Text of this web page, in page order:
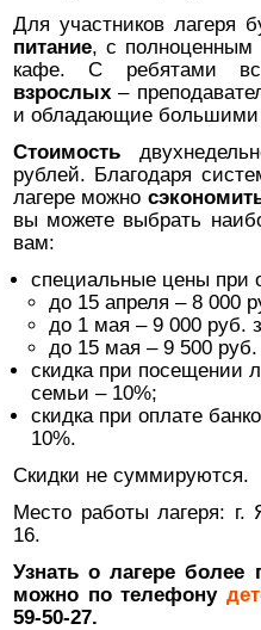
Для участников лагеря
питание, с полноценным
кафе. С ребятами
взрослых –
и обладающие большими
Стоимость
рублей. Благодаря
лагере можно
вы можете выбрать
вам:
специальные цены при
до 15 апреля – 8 000
до 1 мая – 9 000 руб.
до 15 мая – 9 500
скидка при посещении
семьи – 10%;
скидка при оплате
10%.
Скидки не суммируются.
Место работы лагеря:
16.
Узнать о лагере более
можно по телефону
59-50-27.